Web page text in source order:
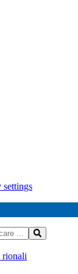
settings
rionali